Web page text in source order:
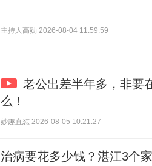
主持人高勋 2026-08-04 11:59:59
老公出差半年多，非要
么！
妙趣直怼 2026-08-05 10:21:27
治病要花多少钱？湛江3个